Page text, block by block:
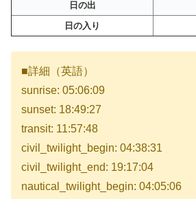
日の出
日の入り
■詳細（英語）
sunrise: 05:06:09
sunset: 18:49:27
transit: 11:57:48
civil_twilight_begin: 04:38:31
civil_twilight_end: 19:17:04
nautical_twilight_begin: 04:05:06